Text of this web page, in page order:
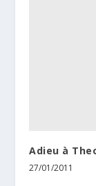
Adieu à
27/01/2011